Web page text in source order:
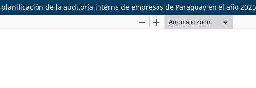
de la auditoría interna de empresas de Paraguay en el año 2025